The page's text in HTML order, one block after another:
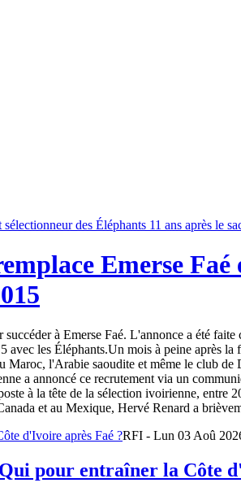
Emerse Faé
à Emerse Faé. L'annonce a été
les Éléphants.Un mois à peine après
l'Arabie saoudite et même le club
a annoncé ce recrutement via un
à la tête de la sélection ivoirienne,
et au Mexique, Hervé Renard a
RFI - Lun 03 Aoû
pour entraîner la Côte